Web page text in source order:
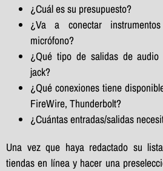
¿Cuál es su presupuesto?
¿Va a conectar
micrófono?
¿Qué tipo de salidas de audio
jack?
¿Qué conexiones tiene
FireWire, Thunderbolt?
¿Cuántas entradas/salidas
Una vez que haya redactado su
tiendas en línea y hacer una